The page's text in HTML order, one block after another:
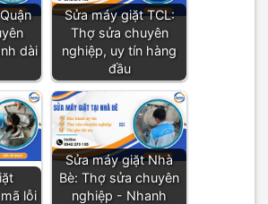
dài
Sửa máy giặt TCL:
Thợ sửa chuyên
nghiệp, uy tín hàng
đầu
lỗi
Sửa máy giặt Nhà
Bè: Thợ sửa chuyên
nghiệp - Nhanh